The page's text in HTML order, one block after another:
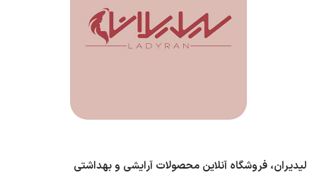
لیدیران، فروشگاه آنلاین محصولات آرایشی و بهداشتی